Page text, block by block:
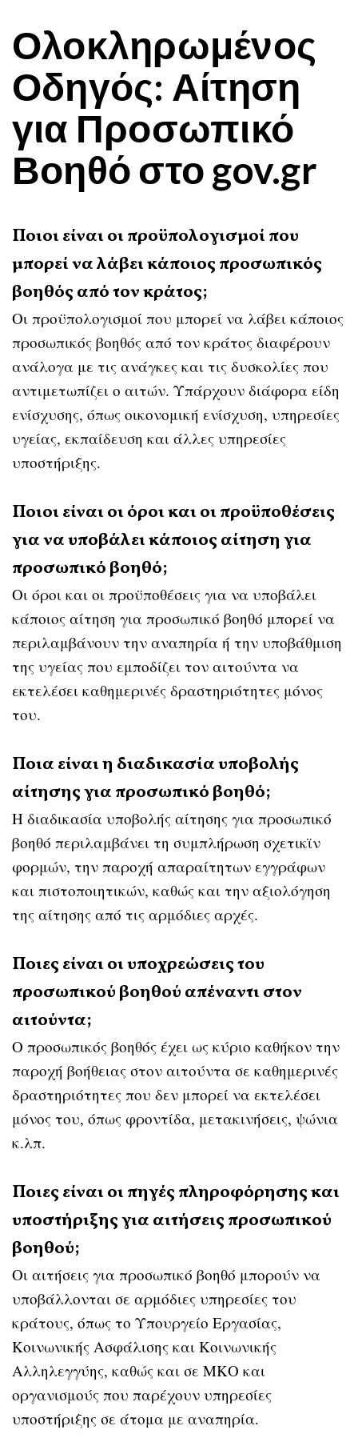
Ολοκληρωμένος
Οδηγός: Αίτηση
για Προσωπικό
Βοηθό στο gov.gr
Ποιοι είναι οι προϋπολογισμοί που
μπορεί να λάβει κάποιος προσωπικός
βοηθός από τον κράτος;
Οι προϋπολογισμοί που μπορεί να λάβει κάποιος
προσωπικός βοηθός από τον κράτος διαφέρουν
ανάλογα με τις ανάγκες και τις δυσκολίες που
αντιμετωπίζει ο αιτών. Υπάρχουν διάφορα είδη
ενίσχυσης, όπως οικονομική ενίσχυση, υπηρεσίες
υγείας, εκπαίδευση και άλλες υπηρεσίες
υποστήριξης.
Ποιοι είναι οι όροι και οι προϋποθέσεις
για να υποβάλει κάποιος αίτηση για
προσωπικό βοηθό;
Οι όροι και οι προϋποθέσεις για να υποβάλει
κάποιος αίτηση για προσωπικό βοηθό μπορεί να
περιλαμβάνουν την αναπηρία ή την υποβάθμιση
της υγείας που εμποδίζει τον αιτούντα να
εκτελέσει καθημερινές δραστηριότητες μόνος
του.
Ποια είναι η διαδικασία υποβολής
αίτησης για προσωπικό βοηθό;
Η διαδικασία υποβολής αίτησης για προσωπικό
βοηθό περιλαμβάνει τη συμπλήρωση σχετικϊν
φορμών, την παροχή απαραίτητων εγγράφων
και πιστοποιητικών, καθώς και την αξιολόγηση
της αίτησης από τις αρμόδιες αρχές.
Ποιες είναι οι υποχρεώσεις του
προσωπικού βοηθού απέναντι στον
αιτούντα;
Ο προσωπικός βοηθός έχει ως κύριο καθήκον την
παροχή βοήθειας στον αιτούντα σε καθημερινές
δραστηριότητες που δεν μπορεί να εκτελέσει
μόνος του, όπως φροντίδα, μετακινήσεις, ψώνια
κ.λπ.
Ποιες είναι οι πηγές πληροφόρησης και
υποστήριξης για αιτήσεις προσωπικού
βοηθού;
Οι αιτήσεις για προσωπικό βοηθό μπορούν να
υποβάλλονται σε αρμόδιες υπηρεσίες του
κράτους, όπως το Υπουργείο Εργασίας,
Κοινωνικής Ασφάλισης και Κοινωνικής
Αλληλεγγύης, καθώς και σε ΜΚΟ και
οργανισμούς που παρέχουν υπηρεσίες
υποστήριξης σε άτομα με αναπηρία.